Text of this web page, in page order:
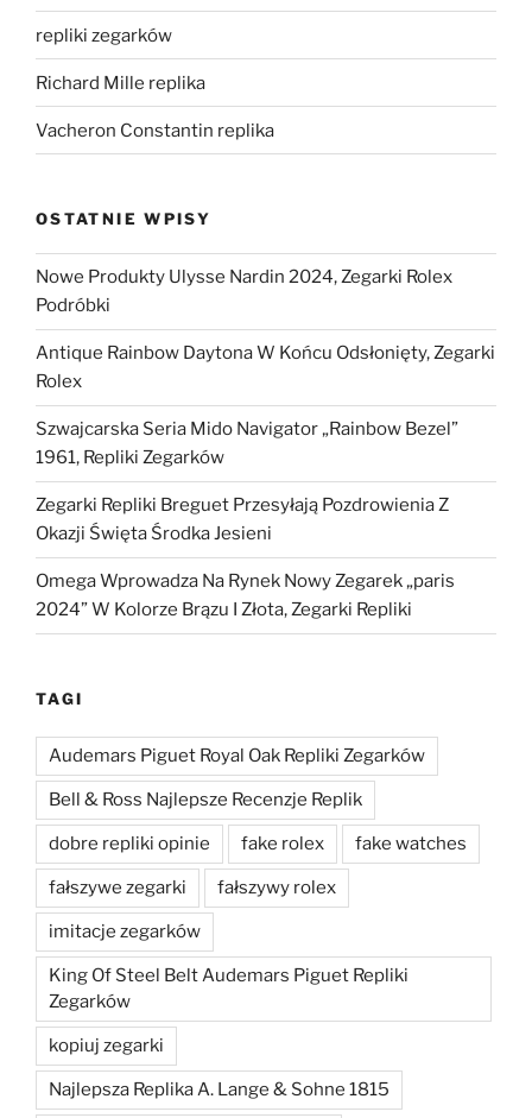
repliki zegarków
Richard Mille replika
Vacheron Constantin replika
OSTATNIE WPISY
Nowe Produkty Ulysse Nardin 2024, Zegarki Rolex
Podróbki
Antique Rainbow Daytona W Końcu Odsłonięty, Zegarki
Rolex
Szwajcarska Seria Mido Navigator „Rainbow Bezel”
1961, Repliki Zegarków
Zegarki Repliki Breguet Przesyłają Pozdrowienia Z
Okazji Święta Środka Jesieni
Omega Wprowadza Na Rynek Nowy Zegarek „paris
2024” W Kolorze Brązu I Złota, Zegarki Repliki
TAGI
Audemars Piguet Royal Oak Repliki Zegarków
Bell & Ross Najlepsze Recenzje Replik
dobre repliki opinie fake rolex fake watches
fałszywe zegarki fałszywy rolex
imitacje zegarków
King Of Steel Belt Audemars Piguet Repliki
Zegarków
kopiuj zegarki
Najlepsza Replika A. Lange & Sohne 1815